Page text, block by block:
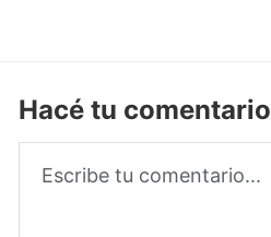
Hacé tu comentario